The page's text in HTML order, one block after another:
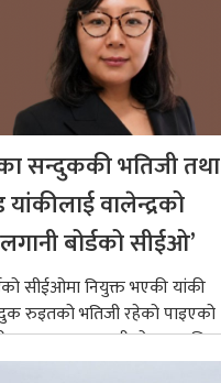
सन्दुककी भतिजी तथा
वालेन्द्रको
बोर्डको सीईओ’
सीईओमा नियुक्त भएकी यांकी
रुइतको भतिजी रहेको पाइएको
समयमा महाकालीको अञ्चलाधिश